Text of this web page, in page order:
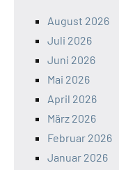
August 2026
Juli 2026
Juni 2026
Mai 2026
April 2026
März 2026
Februar 2026
Januar 2026